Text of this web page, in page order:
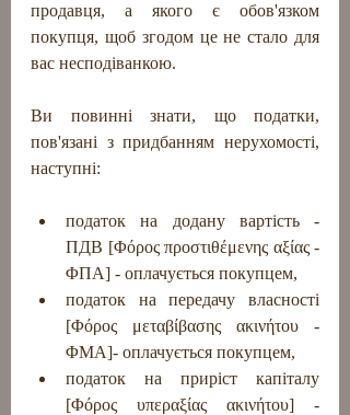
продавця, а якого є обов'язком
покупця, щоб згодом це не стало для
вас несподіванкою.
Ви повинні знати, що податки,
пов'язані з придбанням нерухомості,
наступні:
податок на додану вартість -
ПДВ [Φόρος προστιθέμενης αξίας -
ΦΠΑ] - оплачується покупцем,
податок на передачу власності
[Φόρος μεταβίβασης ακινήτου -
ΦΜΑ]- оплачується покупцем,
податок на приріст капіталу
[Φόρος υπεραξίας ακινήτου] -